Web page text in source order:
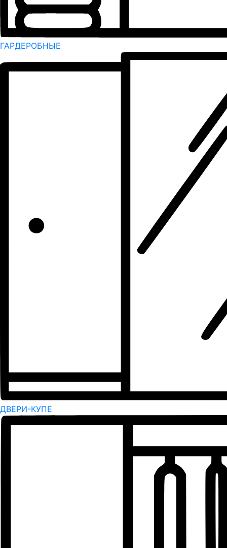
ГАРДЕРОБНЫЕ
ДВЕРИ-КУПЕ